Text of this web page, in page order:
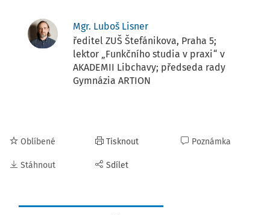
Mgr. Luboš Lisner
ředitel ZUŠ Štefánikova, Praha 5;
lektor „Funkčního studia v praxi“ v
AKADEMII Libchavy; předseda rady
Gymnázia ARTION
Oblíbené
Stáhnout
Tisknout
Sdílet
Poznámka